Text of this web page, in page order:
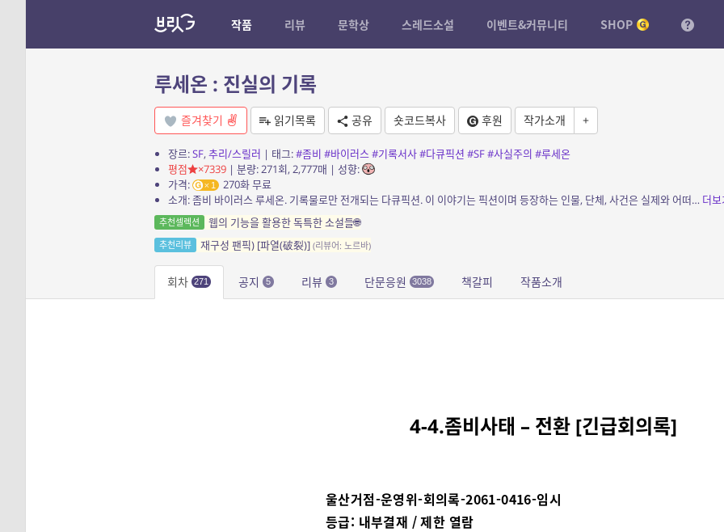
작품 리뷰 문학상 스레드소설 이벤트&커뮤니티 SHOP
루세온 : 진실의 기록
즐겨찾기 읽기목록 공유 숏코드복사 후원 작가소개 +
장르:SF, 추리/스릴러 | 태그:#좀비 #바이러스#기록서사#다큐픽션 #SF#사실주의 #루세온
평점
×7339| 분량: 271회, 2,777매 | 성향:
가격:
1
270화 무료
소개: 좀비 바이러스 루세온. 기록물로만 전개되는 다큐픽션. 이 이야기는 픽션이며 등장하는 인물, 단체, 사건은 실제와 어떠한 관련도 없음을 밝힙니다. 더
추천셀렉션 웹의 기능을 활용한 독특한 소설들🌐
추천리뷰 재구성 팬픽) [파열(破裂)] (리뷰어: 노르바)
회차 271 공지 5 리뷰 3 단문응원 3038 책갈피 작품소개
4-4.좀비사태 – 전환 [긴급회의록]
울산거점-운영위-회의록-2061-0416-임시
등급: 내부결재 / 제한 열람